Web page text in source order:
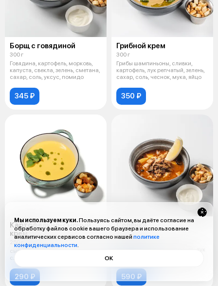
Борщ с говядиной
300 г
Говядина, картофель, морковь,
капуста, свекла, зелень, сметана,
сахар, соль, уксус, помидо
345 ₽
Грибной крем
300 г
Грибы шампиньоны, сливки,
картофель, лук репчатый, зелень,
сахар, соль, чеснок, мука, яйцо
350 ₽
Картофельно-сырный
крем
сыр чеддер, картофель, песто,
сливки
290 ₽
Солянка
300 г
590 ₽
Мы используем куки.Пользуясь сайтом, вы даёте согласие на
обработку файлов cookie вашего браузера и использование
аналитических сервисов согласно нашей политике
конфиденциальности.
ОК